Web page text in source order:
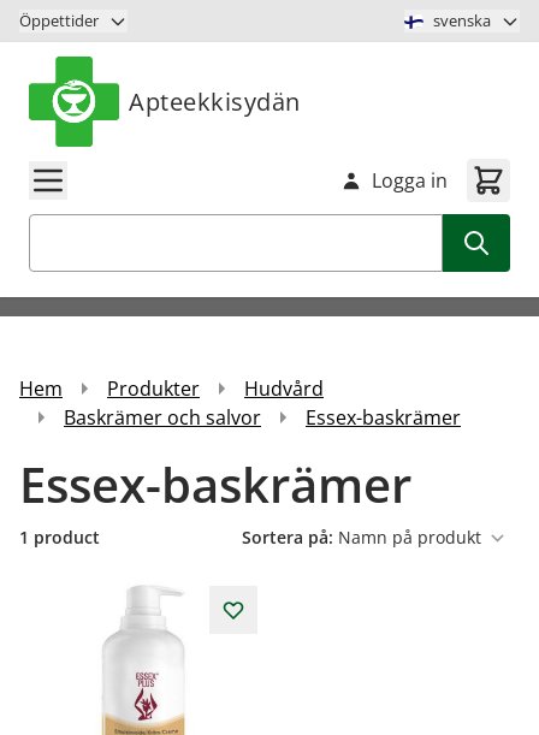
Hoppa till innehåll
Öppettider svenska
Apteekkisydän
Logga in
Hem Produkter
Hudvård
Baskrämer och salvor
Essex-baskrämer
Essex-baskrämer
1 product Sortera på: